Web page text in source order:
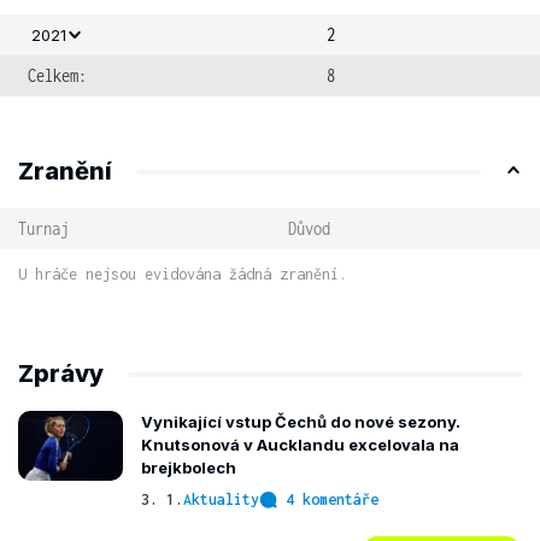
2021
2
Celkem:
8
Zranění
Turnaj Důvod
U hráče nejsou evidována žádná zranění.
Zprávy
Vynikající vstup Čechů do nové sezony.
Knutsonová v Aucklandu excelovala na
brejkbolech
3. 1. Aktuality 4 komentáře